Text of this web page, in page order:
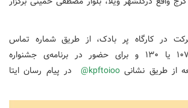
در کارگاه پر بادک، از طریق شماره تماس
۳۴۱۶۳۰۰۰ داخلی ۱۰۷ یا ۱۳۰ و برای حضور در برنامه‌ی جشنواره
از طریق نشانیkpftoioo@
در پیام رسان ایتا